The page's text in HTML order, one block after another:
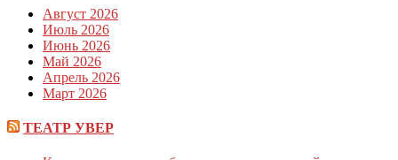
Август 2026
Июль 2026
Июнь 2026
Май 2026
Апрель 2026
Март 2026
ТЕАТР УВЕР